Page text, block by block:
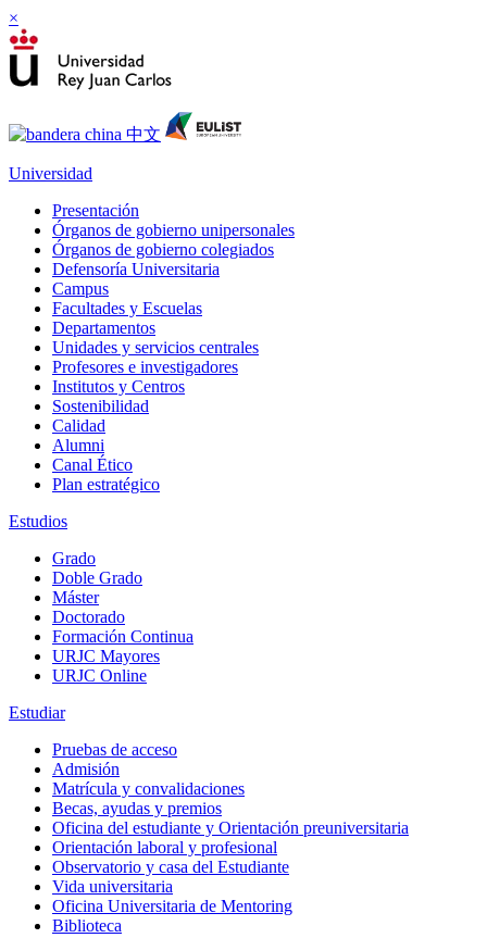
×
Universidad
Presentación
Órganos de gobierno unipersonales
Órganos de gobierno colegiados
Defensoría Universitaria
Campus
Facultades y Escuelas
Departamentos
Unidades y servicios centrales
Profesores e investigadores
Institutos y Centros
Sostenibilidad
Calidad
Alumni
Canal Ético
Plan estratégico
Estudios
Grado
Doble Grado
Máster
Doctorado
Formación Continua
URJC Mayores
URJC Online
Estudiar
Pruebas de acceso
Admisión
Matrícula y convalidaciones
Becas, ayudas y premios
Oficina del estudiante y Orientación preuniversitaria
Orientación laboral y profesional
Observatorio y casa del Estudiante
Vida universitaria
Oficina Universitaria de Mentoring
Biblioteca